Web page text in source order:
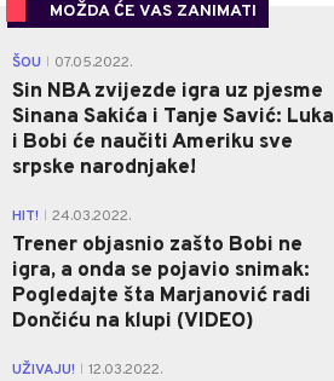
MOŽDA ĆE VAS ZANIMATI
ŠOU 07.05.2022.
Sin NBA zvijezde igra uz pjesme
Sinana Sakića i Tanje Savić: Luka
i Bobi će naučiti Ameriku sve
srpske narodnjake!
HIT! 24.03.2022.
Trener objasnio zašto Bobi ne
igra, a onda se pojavio snimak:
Pogledajte šta Marjanović radi
Dončiću na klupi (VIDEO)
UŽIVAJU! 12.03.2022.